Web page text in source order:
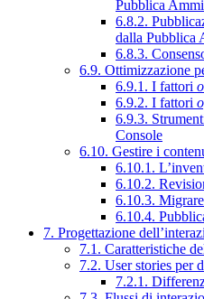
Pubblica
6.8.2.
dalla Pubblica
6.8.3.
6.9. Ottimizzazione
6.9.1. I fattori
6.9.2. I fattori
6.9.3.
Console
6.10. Gestire i
6.10.1.
6.10.2.
6.10.3.
6.10.4.
7. Progettazione
7.1. Caratteristiche
7.2. User stories per
7.2.1.